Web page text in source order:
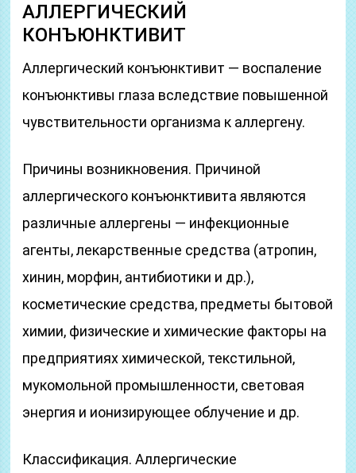
АЛЛЕРГИЧЕСКИЙ
КОНЪЮНКТИВИТ
Аллергический конъюнктивит — воспаление
конъюнктивы глаза вследствие повышенной
чувствительности организма к аллергену.
Причины возникновения. Причиной
аллергического конъюнктивита являются
различные аллергены — инфекционные
агенты, лекарственные средства (атропин,
хинин, морфин, антибиотики и др.),
косметические средства, предметы бытовой
химии, физические и химические факторы на
предприятиях химической, текстильной,
мукомольной промышленности, световая
энергия и ионизирующее облучение и др.
Классификация. Аллергические